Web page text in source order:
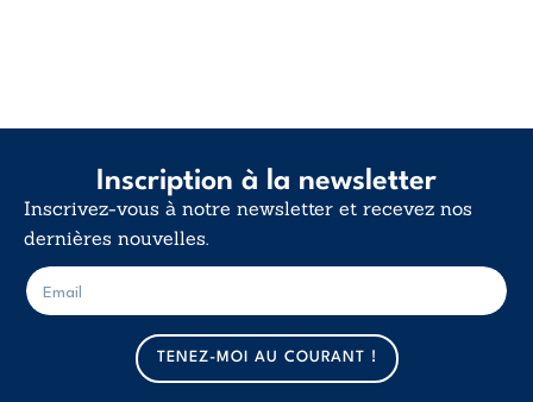
Inscription à la newsletter
Inscrivez-vous à notre newsletter et recevez nos
dernières nouvelles.
m
a
i
l
E
-
m
TENEZ-MOI AU COURANT !